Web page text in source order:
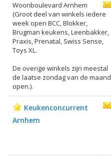
Woonboulevard Arnhem
(Groot deel van winkels iedere
week open BCC, Blokker,
Brugman keukens, Leenbakker,
Praxis, Prenatal, Swiss Sense,
Toys XL.
De overige winkels zijn meestal
de laatse zondag van de maand
open.).
Keukenconcurrent
Arnhem